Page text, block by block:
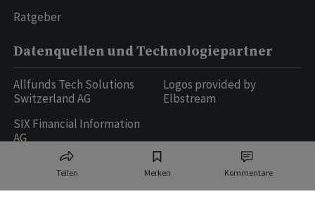
Teilen Merken Kommentare
Ratgeber
Datenquellen und Technologiepartner
Allfunds Tech Solutions
Switzerland AG
SIX Financial Information
AG
Logos provided by
Elbstream
Ringier AG | Ringier Medien Schweiz